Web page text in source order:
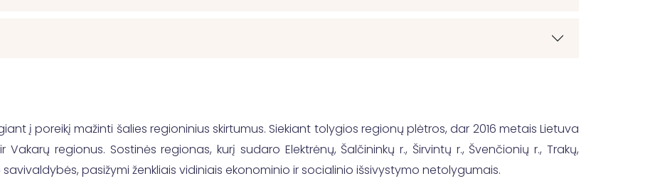
į poreikį mažinti šalies regioninius skirtumus. Siekiant tolygios regionų plėtros, dar 2016 metais Lietuva
regionus. Sostinės regionas, kurį sudaro Elektrėnų, Šalčininkų r., Širvintų r., Švenčionių r., Trakų,
pasižymi ženkliais vidiniais ekonominio ir socialinio išsivystymo netolygumais.